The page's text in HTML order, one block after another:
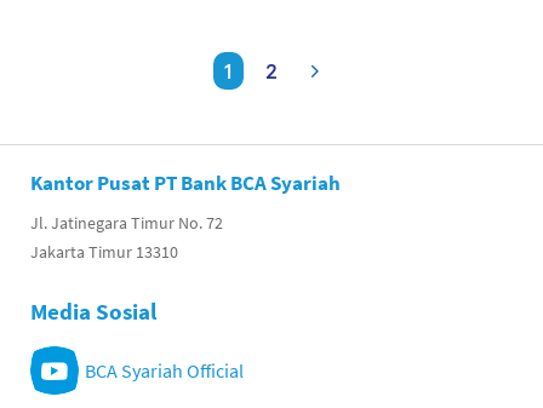
1 2
Kantor Pusat PT Bank BCA Syariah
Jl. Jatinegara Timur No. 72
Jakarta Timur 13310
Media Sosial
BCA Syariah Official